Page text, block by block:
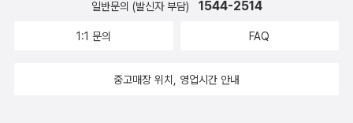
일반문의 (발신자 부담) 1544-2514
1:1 문의 FAQ
중고매장 위치, 영업시간 안내